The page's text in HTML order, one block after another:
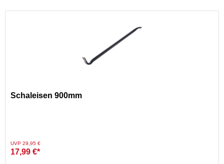
Schaleisen 900mm
Preis reduziert von
UVP 29,95 €auf
17,99 €*